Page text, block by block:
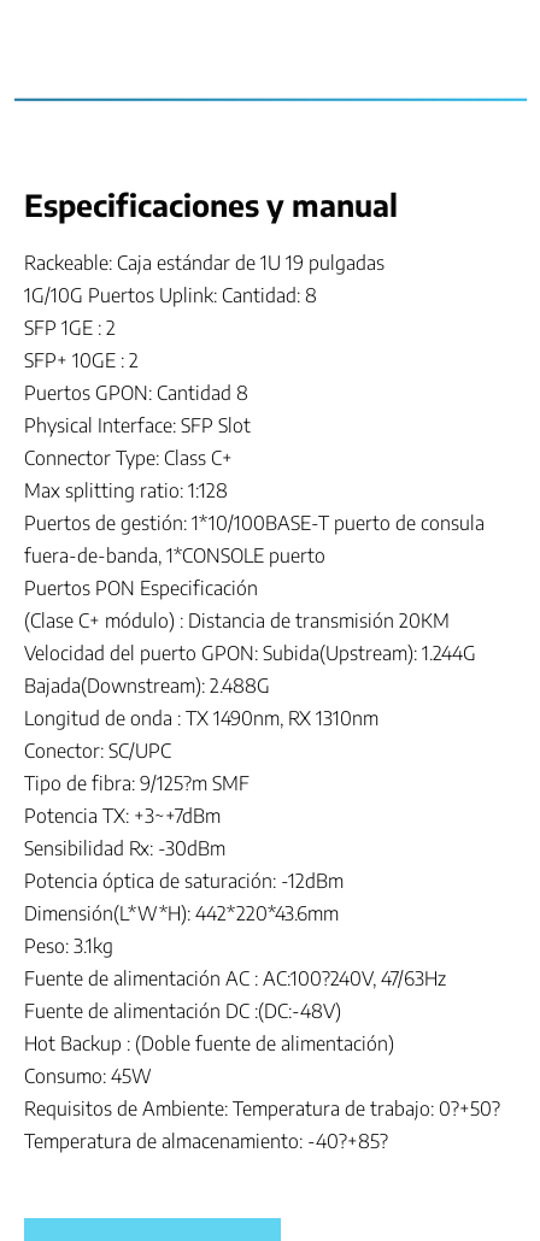
Especificaciones y manual
Rackeable: Caja estándar de 1U 19 pulgadas
1G/10G Puertos Uplink: Cantidad: 8
SFP 1GE : 2
SFP+ 10GE : 2
Puertos GPON: Cantidad 8
Physical Interface: SFP Slot
Connector Type: Class C+
Max splitting ratio: 1:128
Puertos de gestión: 1*10/100BASE-T puerto de consula
fuera-de-banda, 1*CONSOLE puerto
Puertos PON Especificación
(Clase C+ módulo) : Distancia de transmisión 20KM
Velocidad del puerto GPON: Subida(Upstream): 1.244G
Bajada(Downstream): 2.488G
Longitud de onda : TX 1490nm, RX 1310nm
Conector: SC/UPC
Tipo de fibra: 9/125?m SMF
Potencia TX: +3~+7dBm
Sensibilidad Rx: -30dBm
Potencia óptica de saturación: -12dBm
Dimensión(L*W*H): 442*220*43.6mm
Peso: 3.1kg
Fuente de alimentación AC : AC:100?240V, 47/63Hz
Fuente de alimentación DC :(DC:-48V)
Hot Backup : (Doble fuente de alimentación)
Consumo: 45W
Requisitos de Ambiente: Temperatura de trabajo: 0?+50?
Temperatura de almacenamiento: -40?+85?